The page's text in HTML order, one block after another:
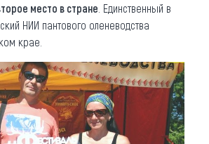
место в стране . Единственный в
НИИ пантового оленеводства
крае.